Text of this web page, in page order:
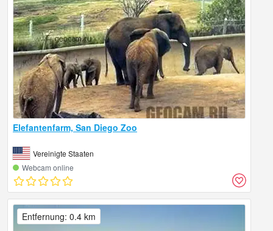
Elefantenfarm, San Diego Zoo
Vereinigte Staaten
Webcam online
Entfernung: 0.4 km